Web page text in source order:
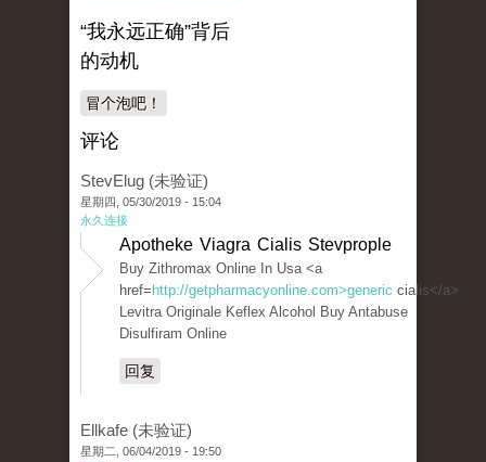
“我永远正确”背后
的动机
冒个泡吧！
评论
StevElug (未验证)
星期四, 05/30/2019 - 15:04
永久连接
Apotheke Viagra Cialis Stevprople
Buy Zithromax Online In Usa <a
href= http://getpharmacyonline.com>generic cialis</a>
Levitra Originale Keflex Alcohol Buy Antabuse
Disulfiram Online
回复
Ellkafe (未验证)
星期二, 06/04/2019 - 19:50